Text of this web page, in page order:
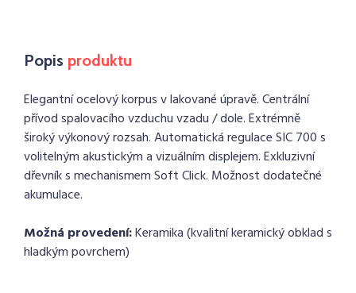
Popis produktu
Elegantní ocelový korpus v lakované úpravě. Centrální
přívod spalovacího vzduchu vzadu / dole. Extrémně
široký výkonový rozsah. Automatická regulace SIC 700 s
volitelným akustickým a vizuálním displejem. Exkluzivní
dřevník s mechanismem Soft Click. Možnost dodatečné
akumulace.
Možná provedení:Keramika (kvalitní keramický obklad s
hladkým povrchem)